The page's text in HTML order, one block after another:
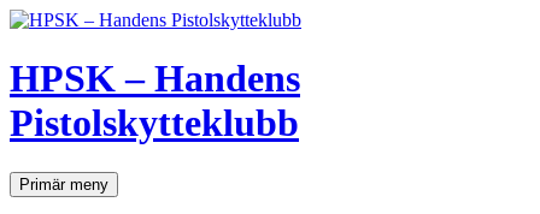
Hoppa
innehåll
HPSK – Handens
Pistolskytteklubb
SökPrimär meny